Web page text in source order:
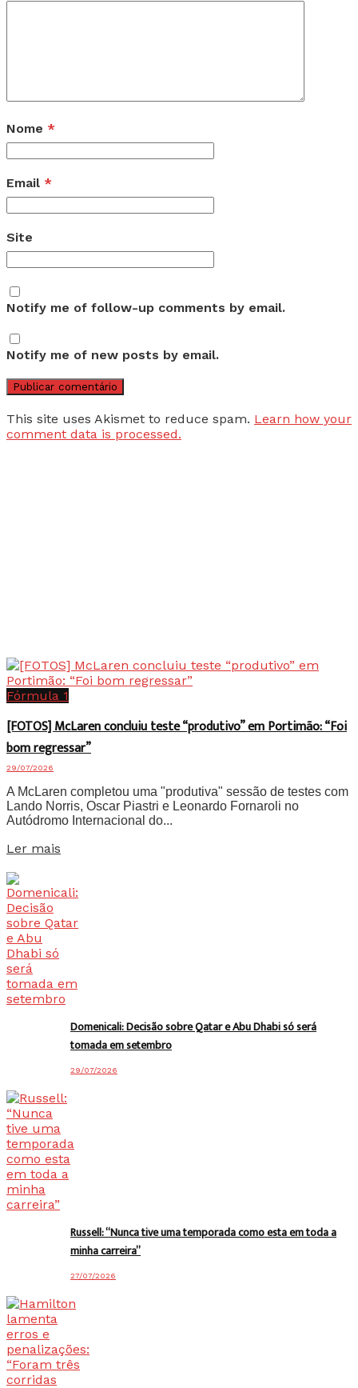
Nome *
Email *
Site
Notify me of follow-up comments by email.
Notify me of new posts by email.
This site uses Akismet to reduce spam. Learn how your
comment data is processed.
Fórmula 1
[FOTOS] McLaren concluiu teste “produtivo” em Portimão: “Foi
bom regressar”
29/07/2026
A McLaren completou uma "produtiva" sessão de testes com
Lando Norris, Oscar Piastri e Leonardo Fornaroli no
Autódromo Internacional do...
Ler mais
Domenicali: Decisão sobre Qatar e Abu Dhabi só será
tomada em setembro
29/07/2026
Russell: “Nunca tive uma temporada como esta em toda a
minha carreira”
27/07/2026